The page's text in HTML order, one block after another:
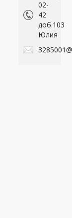
02-
42
доб.103
Юлия